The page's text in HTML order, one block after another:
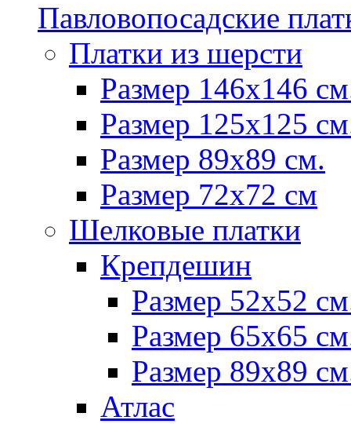
Павловопосадские
Платки из шерсти
Размер 146х146
Размер 125х125
Размер 89х89 см.
Размер 72x72 см
Шелковые платки
Крепдешин
Размер 52х52
Размер 65х65
Размер 89х89
Атлас